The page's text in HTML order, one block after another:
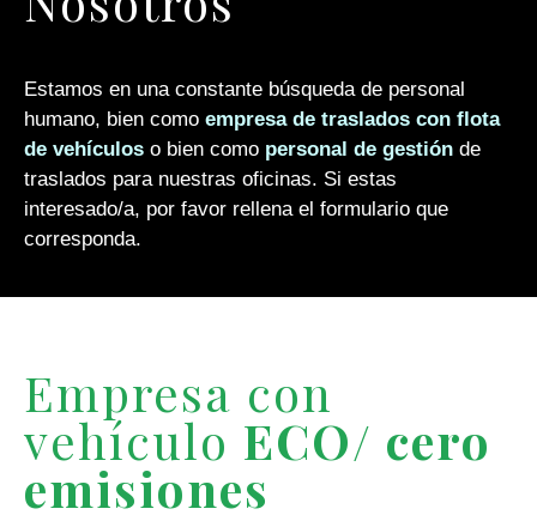
Estamos en una constante búsqueda de personal
humano, bien como empresa de traslados con flota
de vehículos o bien como personal de gestión de
traslados para nuestras oficinas. Si estas
interesado/a, por favor rellena el formulario que
corresponda.
Empresa con
vehículo ECO/ cero
emisiones